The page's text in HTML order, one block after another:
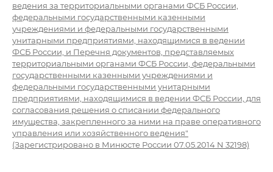
ведения за территориальными органами ФСБ России,
федеральными государственными казенными
учреждениями и федеральными государственными
унитарными предприятиями, находящимися в ведении
ФСБ России, и Перечня документов, представляемых
территориальными органами ФСБ России, федеральными
государственными казенными учреждениями и
федеральными государственными унитарными
предприятиями, находящимися в ведении ФСБ России, для
согласования решения о списании федерального
имущества, закрепленного за ними на праве оперативного
управления или хозяйственного ведения"
(Зарегистрировано в Минюсте России 07.05.2014 N 32198)